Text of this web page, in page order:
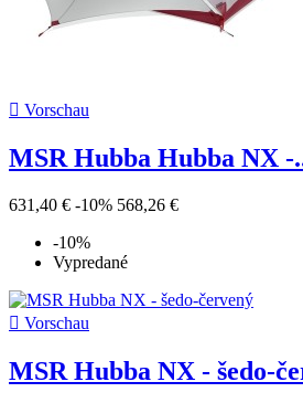
 Vorschau
MSR Hubba Hubba NX -
631,40 € -10% 568,26 €
-10%
Vypredané
 Vorschau
MSR Hubba NX - šedo-